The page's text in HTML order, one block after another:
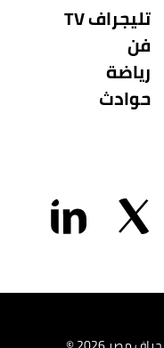
تليجراف TV
فن
رياضة
حوادث